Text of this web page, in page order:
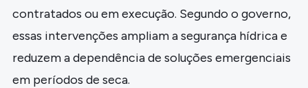
contratados ou em execução. Segundo o governo,
essas intervenções ampliam a segurança hídrica e
reduzem a dependência de soluções emergenciais
em períodos de seca.